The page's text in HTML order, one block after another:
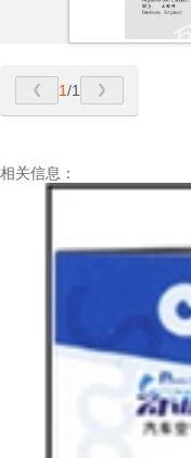
1/1
相关信息：